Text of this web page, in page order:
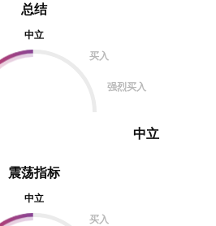
震荡指标
中立
买入
总结
中立
买入
强烈买入
中立